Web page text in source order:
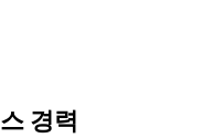
경력